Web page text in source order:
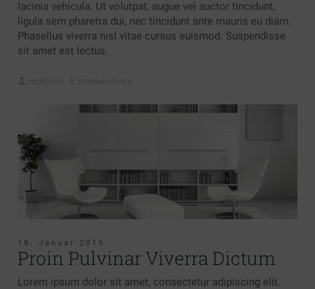
lacinia vehicula. Ut volutpat, augue vel auctor tincidunt,
ligula sem pharetra dui, nec tincidunt ante mauris eu diam.
Phasellus viverra nisl vitae cursus euismod. Suspendisse
sit amet est lectus.
18. Januar 2015
Proin Pulvinar Viverra Dictum
Lorem ipsum dolor sit amet, consectetur adipiscing elit.